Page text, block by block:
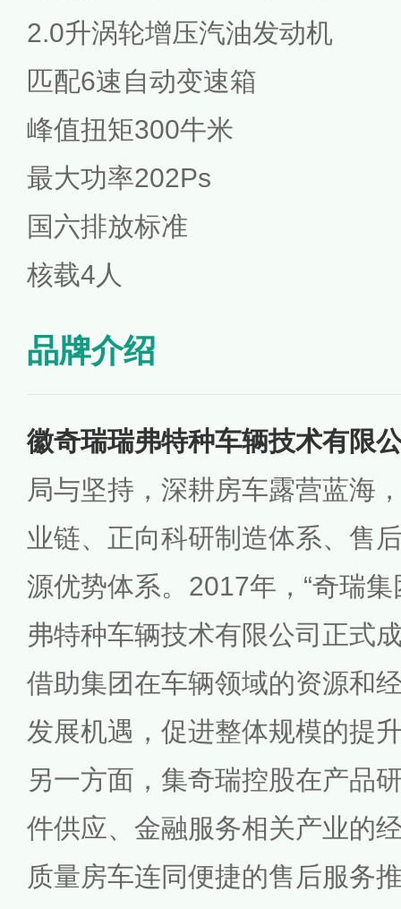
2.0升涡轮增压汽油发动机
匹配6速自动变速箱
峰值扭矩300牛米
最大功率202Ps
国六排放标准
核载4人
品牌介绍
徽奇瑞瑞弗特种车辆技术有限
局与坚持，深耕房车露营蓝海
业链、正向科研制造体系、售
源优势体系。2017年，“奇瑞
弗特种车辆技术有限公司正式
借助集团在车辆领域的资源和
发展机遇，促进整体规模的提
另一方面，集奇瑞控股在产品
件供应、金融服务相关产业的
质量房车连同便捷的售后服务